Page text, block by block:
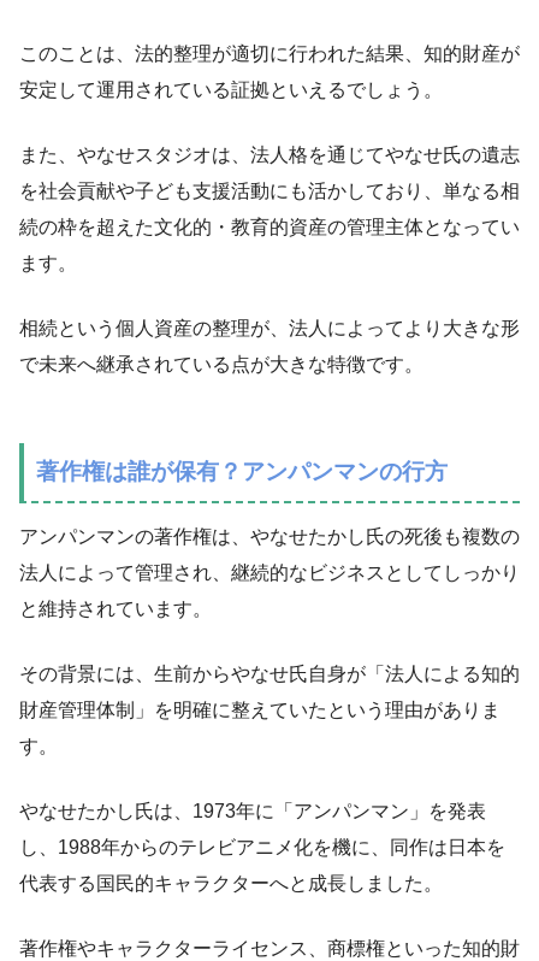
このことは、法的整理が適切に行われた結果、知的財産が
安定して運用されている証拠といえるでしょう。
また、やなせスタジオは、法人格を通じてやなせ氏の遺志
を社会貢献や子ども支援活動にも活かしており、単なる相
続の枠を超えた文化的・教育的資産の管理主体となってい
ます。
相続という個人資産の整理が、法人によってより大きな形
で未来へ継承されている点が大きな特徴です。
著作権は誰が保有？アンパンマンの行方
アンパンマンの著作権は、やなせたかし氏の死後も複数の
法人によって管理され、継続的なビジネスとしてしっかり
と維持されています。
その背景には、生前からやなせ氏自身が「法人による知的
財産管理体制」を明確に整えていたという理由がありま
す。
やなせたかし氏は、1973年に「アンパンマン」を発表
し、1988年からのテレビアニメ化を機に、同作は日本を
代表する国民的キャラクターへと成長しました。
著作権やキャラクターライセンス、商標権といった知的財